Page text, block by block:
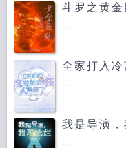
斗罗之黄金
全家打入
我是导演